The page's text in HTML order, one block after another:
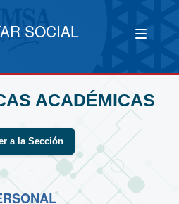
SOCIAL
ACADÉMICAS
a la Sección